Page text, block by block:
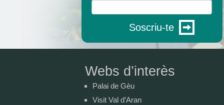
Soscriu-te
Webs d’interès
Palai de Gèu
Visit Val d’Aran